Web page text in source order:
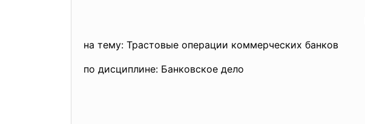
на тему: Трастовые операции коммерческих банков
по дисциплине: Банковское дело